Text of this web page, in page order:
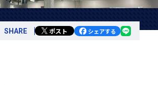
SHARE ポスト シェアする